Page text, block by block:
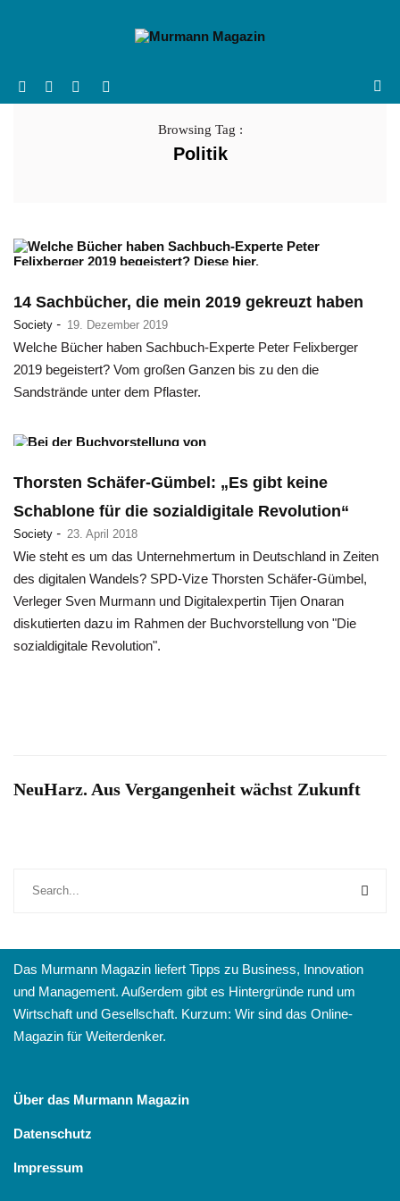
Browsing Tag :
Politik
14 Sachbücher, die mein 2019 gekreuzt haben
Society - 19. Dezember 2019
Welche Bücher haben Sachbuch-Experte Peter Felixberger
2019 begeistert? Vom großen Ganzen bis zu den die
Sandstrände unter dem Pflaster.
Thorsten Schäfer-Gümbel: „Es gibt keine
Schablone für die sozialdigitale Revolution“
Society - 23. April 2018
Wie steht es um das Unternehmertum in Deutschland in Zeiten
des digitalen Wandels? SPD-Vize Thorsten Schäfer-Gümbel,
Verleger Sven Murmann und Digitalexpertin Tijen Onaran
diskutierten dazu im Rahmen der Buchvorstellung von "Die
sozialdigitale Revolution".
NeuHarz. Aus Vergangenheit wächst Zukunft
Das Murmann Magazin liefert Tipps zu Business, Innovation
und Management. Außerdem gibt es Hintergründe rund um
Wirtschaft und Gesellschaft. Kurzum: Wir sind das Online-
Magazin für Weiterdenker.
Über das Murmann Magazin
Datenschutz
Impressum